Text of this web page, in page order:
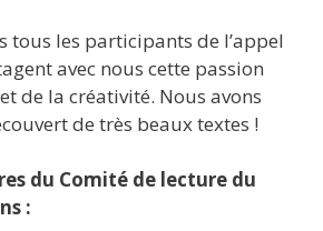
tous les participants de l’appel
avec nous cette passion
de la créativité. Nous avons
de très beaux textes !
du Comité de lecture du
: